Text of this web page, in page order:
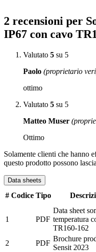
2 recensioni per
IP67 con cavo
Valutato 5 su 5
Paolo (proprietario
ottimo
Valutato 5 su 5
Matteo Muser
Ottimo
Solamente clienti che hanno
questo prodotto possono
Data sheets
# Codice Tipo
1 PDF
Data sheet
temperatura
TR160-162
2 PDF
Brochure
Sensit 2023